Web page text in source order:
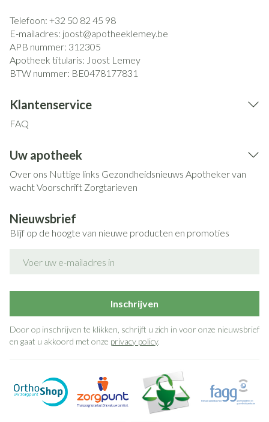
Telefoon: +32 50 82 45 98
E-mailadres: joost@apotheeklemey.be
APB nummer: 312305
Apotheek titularis: Joost Lemey
BTW nummer: BE0478177831
Klantenservice
FAQ
Uw apotheek
Over ons Nuttige links Gezondheidsnieuws Apotheker van
wachtVoorschrift Zorgtarieven
Nieuwsbrief
Blijf op de hoogte van nieuwe producten en promoties
Inschrijven
Door op inschrijven te klikken, schrijft u zich in voor onze nieuwsbrief
en gaat u akkoord met onze privacy policy.